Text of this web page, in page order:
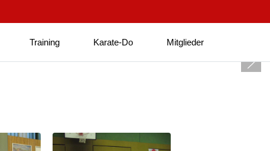
Training Karate-Do Mitglieder